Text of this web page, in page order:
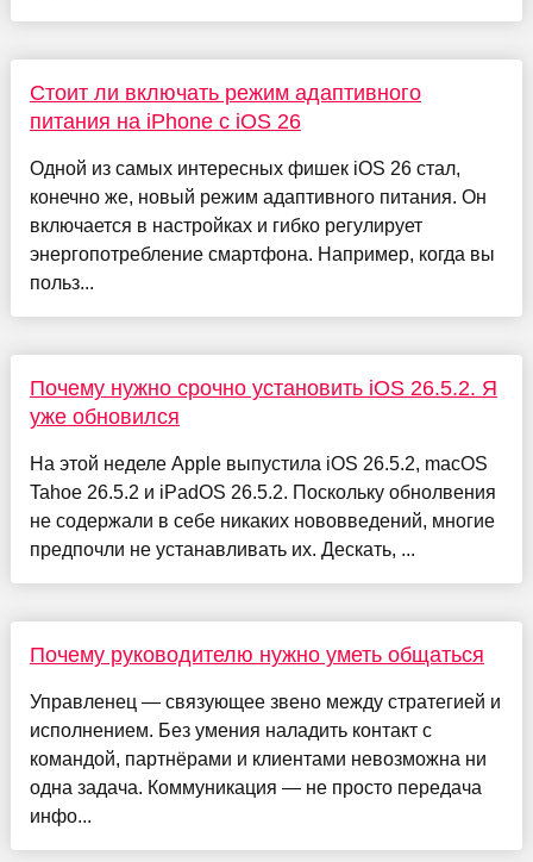
Стоит ли включать режим адаптивного
питания на iPhone с iOS 26
Одной из самых интересных фишек iOS 26 стал,
конечно же, новый режим адаптивного питания. Он
включается в настройках и гибко регулирует
энергопотребление смартфона. Например, когда вы
польз...
Почему нужно срочно установить iOS 26.5.2. Я
уже обновился
На этой неделе Apple выпустила iOS 26.5.2, macOS
Tahoe 26.5.2 и iPadOS 26.5.2. Поскольку обнолвения
не содержали в себе никаких нововведений, многие
предпочли не устанавливать их. Дескать, ...
Почему руководителю нужно уметь общаться
Управленец — связующее звено между стратегией и
исполнением. Без умения наладить контакт с
командой, партнёрами и клиентами невозможна ни
одна задача. Коммуникация — не просто передача
инфо...